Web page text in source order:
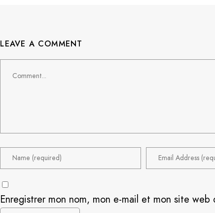
LEAVE A COMMENT
Enregistrer mon nom, mon e-mail et mon site